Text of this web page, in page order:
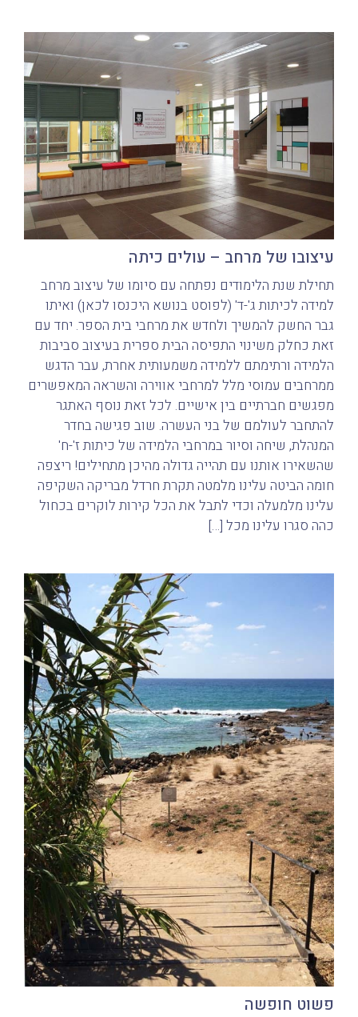
עיצובו של מרחב – עולים כיתה
תחילת שנת הלימודים נפתחה עם סיומו של עיצוב מרחב
למידה לכיתות ג'-ד' (לפוסט בנושא היכנסו לכאן) ואיתו
גבר החשק להמשיך ולחדש את מרחבי בית הספר. יחד עם
זאת כחלק משינוי התפיסה הבית ספרית בעיצוב סביבות
הלמידה ורתימתם ללמידה משמעותית אחרת, עבר הדגש
ממרחבים עמוסי מלל למרחבי אווירה והשראה המאפשרים
מפגשים חברתיים בין אישיים. לכל זאת נוסף האתגר
להתחבר לעולמם של בני העשרה. שוב פגישה בחדר
המנהלת, שיחה וסיור במרחבי הלמידה של כיתות ז'-ח'
שהשאירו אותנו עם תהייה גדולה מהיכן מתחילים! ריצפה
חומה הביטה עלינו מלמטה תקרת חרדל מבריקה השקיפה
עלינו מלמעלה וכדי לתבל את הכל קירות לוקרים בכחול
כהה סגרו עלינו מכל […]
פשוט חופשה